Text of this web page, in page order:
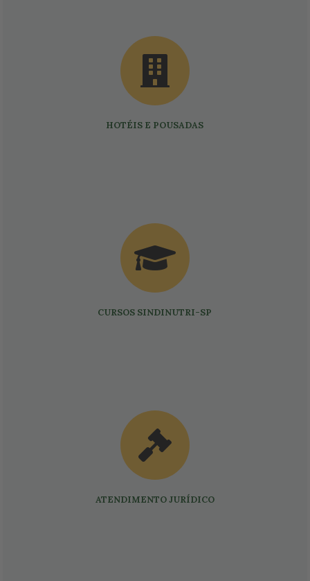
HOTÉIS E POUSADAS
CURSOS SINDINUTRI-SP
ATENDIMENTO JURÍDICO